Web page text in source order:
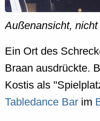
Außenansicht,
Ein Ort des
Braan ausdrückte.
Kostis als
Tabledance Bar im